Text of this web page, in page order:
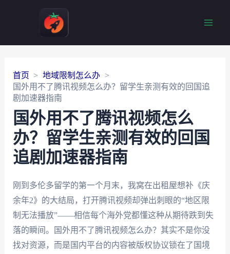
首页
地域限制怎么办
国外用不了腾讯视频怎么办？留学生亲测有效的回国追
剧加速器指南
国外用不了腾讯视频怎么
办？留学生亲测有效的回国
追剧加速器指南
刚到多伦多留学的第一个月末，我窝在出租屋想补《庆
余年2》的大结局，打开腾讯视频却弹出刺眼的“地区限
制无法播放”——相信每个海外党都懂这种从期待跌到失
落的瞬间。国外用不了腾讯视频怎么办？其实不是你没
找对资源，而是国内平台的内容被版权协议锁在了国境